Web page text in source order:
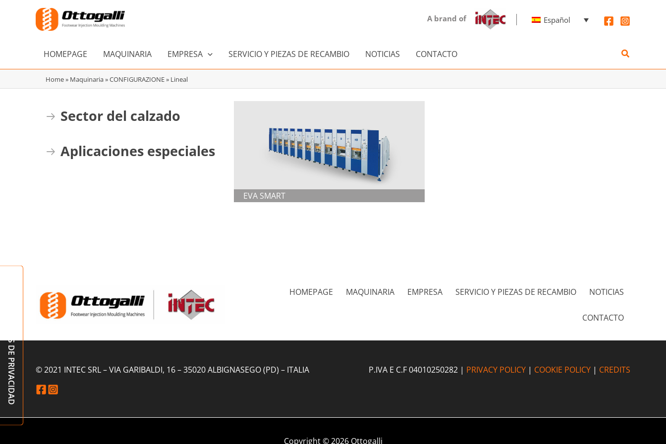
contenido
A brand of Español
HOMEPAGE MAQUINARIA EMPRESA SERVICIO Y PIEZAS DE RECAMBIO NOTICIAS CONTACTO Buscar
Home» Maquinaria»CONFIGURAZIONE» Lineal
Expand
Sector del calzado
Expand
Aplicaciones especiales
EVA SMART
HOMEPAGE MAQUINARIA EMPRESA SERVICIO Y PIEZAS DE RECAMBIO NOTICIAS
CONTACTO
© 2021 INTEC SRL – VIA GARIBALDI, 16 – 35020 ALBIGNASEGO (PD) – ITALIA P.IVA E C.F 04010250282 | PRIVACY POLICY | COOKIE POLICY | CREDITS
Copyright © 2026 Ottogalli